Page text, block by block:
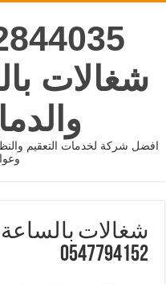
شغالات
افضل شركة لخدمات التعقيم
شغالات
0547794152